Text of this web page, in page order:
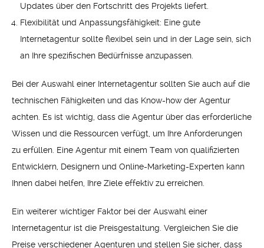
Updates über den Fortschritt des Projekts liefert.
Flexibilität und Anpassungsfähigkeit: Eine gute
Internetagentur sollte flexibel sein und in der Lage sein, sich
an Ihre spezifischen Bedürfnisse anzupassen.
Bei der Auswahl einer Internetagentur sollten Sie auch auf die
technischen Fähigkeiten und das Know-how der Agentur
achten. Es ist wichtig, dass die Agentur über das erforderliche
Wissen und die Ressourcen verfügt, um Ihre Anforderungen
zu erfüllen. Eine Agentur mit einem Team von qualifizierten
Entwicklern, Designern und Online-Marketing-Experten kann
Ihnen dabei helfen, Ihre Ziele effektiv zu erreichen.
Ein weiterer wichtiger Faktor bei der Auswahl einer
Internetagentur ist die Preisgestaltung. Vergleichen Sie die
Preise verschiedener Agenturen und stellen Sie sicher, dass